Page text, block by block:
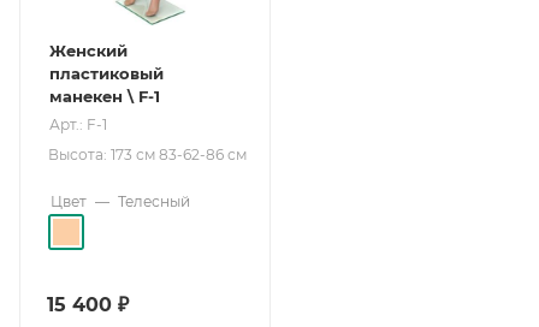
Женский
пластиковый
манекен \ F-1
Арт.: F-1
Высота: 173 см 83-62-86 см
Цвет — Телесный
15 400 ₽